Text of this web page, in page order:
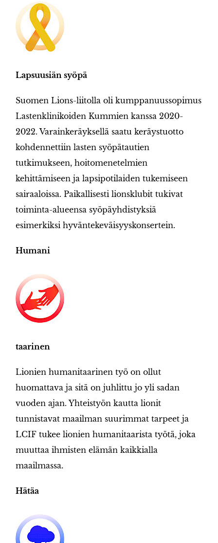
Lapsuusiän syöpä
Suomen Lions-liitolla oli kumppanuussopimus
Lastenklinikoiden Kummien kanssa 2020-
2022. Varainkeräyksellä saatu keräystuotto
kohdennettiin lasten syöpätautien
tutkimukseen, hoitomenetelmien
kehittämiseen ja lapsipotilaiden tukemiseen
sairaaloissa. Paikallisesti lionsklubit tukivat
toiminta-alueensa syöpäyhdistyksiä
esimerkiksi hyväntekeväisyyskonsertein.
Humani
taarinen
Lionien humanitaarinen työ on ollut
huomattava ja sitä on juhlittu jo yli sadan
vuoden ajan. Yhteistyön kautta lionit
tunnistavat maailman suurimmat tarpeet ja
LCIF tukee lionien humanitaarista työtä, joka
muuttaa ihmisten elämän kaikkialla
maailmassa.
Hätäa